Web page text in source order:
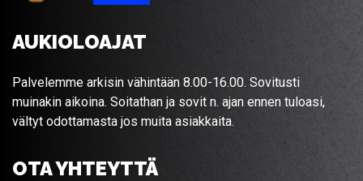
AUKIOLOAJAT
Palvelemme arkisin vähintään 8.00-16.00. Sovitusti
muinakin aikoina. Soitathan ja sovit n. ajan ennen tuloasi,
vältyt odottamasta jos muita asiakkaita.
OTA YHTEYTTÄ